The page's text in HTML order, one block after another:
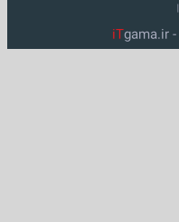
iTgama.ir